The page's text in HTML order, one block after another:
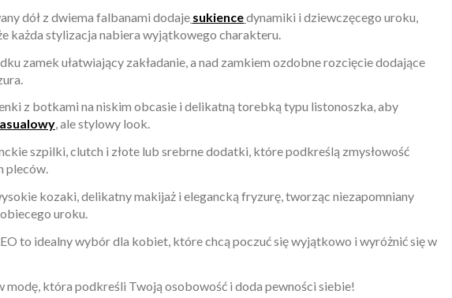
dół z dwiema falbanami dodaje sukiencedynamiki i dziewczęcego uroku,
każda stylizacja nabiera wyjątkowego charakteru.
zamek ułatwiający zakładanie, a nad zamkiem ozdobne rozcięcie dodające
z botkami na niskim obcasie i delikatną torebką typu listonoszka, aby
, ale stylowy look.
szpilki, clutch i złote lub srebrne dodatki, które podkreślą zmysłowość
pleców.
kozaki, delikatny makijaż i elegancką fryzurę, tworząc niezapomniany
uroku.
to idealny wybór dla kobiet, które chcą poczuć się wyjątkowo i wyróżnić się w
modę, która podkreśli Twoją osobowość i doda pewności siebie!